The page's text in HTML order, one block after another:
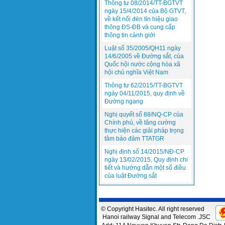
Thông tư 08/2014/TT-BGTVT
ngày 15/4/2014 của Bộ GTVT,
về kết nối đèn tín hiệu giao
thông ĐS-ĐB và cung cấp
thông tin cảnh giới
Luật số 35/2005/QH11 ngày
14/6/2005 về Đường sắt, của
Quốc hội nước cộng hòa xã
hội chủ nghĩa Việt Nam
Thông tư 62/2015/TT-BGTVT
ngày 04/11/2015, quy định về
Đường ngang
Nghị quyết số 88/NQ-CP của
Chính phủ, về tăng cường
thực hiện các giải pháp trọng
tâm bảo đảm TTATGR
Nghị định số 14/2015/NĐ-CP
ngày 13/02/2015, Quy định chi
tiết và hướng dẫn một số điều
của luật Đường sắt
© Copyright Hasitec. All right reserved
Hanoi railway Signal and Telecom .JSC